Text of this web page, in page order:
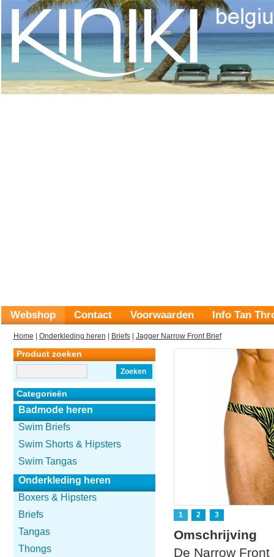
Webshop Contact Voorwaarden Info Tan
Home Onderkleding heren Briefs| Jagger Narrow Front Brief
Product zoeken
Zoeken
Categorieën
Badmode heren
Swim Briefs
Swim Shorts & Hipsters
Swim Tangas
Onderkleding heren
Boxers & Hipsters
Briefs
Tangas
Thongs
1 2 3
Omschrijving
De Narrow